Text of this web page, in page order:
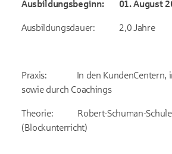
Ausbildungsbeginn: 01. August
Ausbildungsdauer: 2,0 Jahre
Praxis: In den KundenCentern,
sowie durch Coachings
Theorie: Robert-Schuman-Schule
(Blockunterricht)